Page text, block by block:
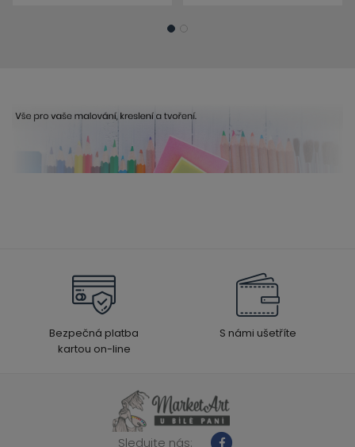
Bezpečná platba
kartou on-line
S námi ušetříte
Sledujte nás: